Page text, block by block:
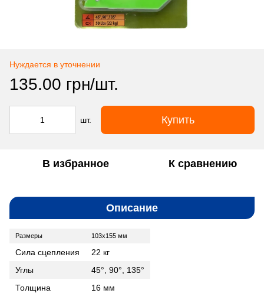
Нуждается в уточнении
135.00 грн/шт.
шт. Купить
В избранное К сравнению
Описание
Размеры 103x155 мм
Сила сцепления
22 кг
Углы
45°, 90°, 135°
Толщина
16 мм